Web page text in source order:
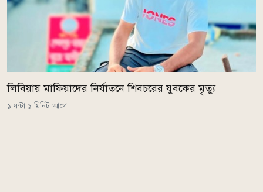
লিবিয়ায় মাফিয়াদের নির্যাতনে শিবচরের যুবকের মৃত্যু
১ ঘন্টা ১ মিনিট আগে